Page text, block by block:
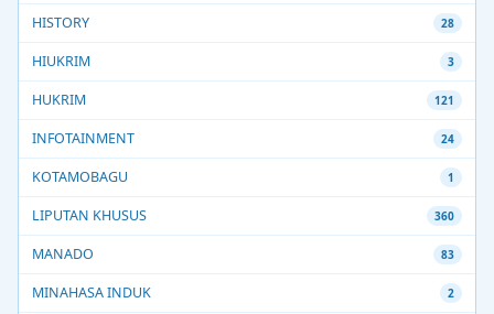
HISTORY 28
HIUKRIM 3
HUKRIM 121
INFOTAINMENT 24
KOTAMOBAGU 1
LIPUTAN KHUSUS 360
MANADO 83
MINAHASA INDUK 2